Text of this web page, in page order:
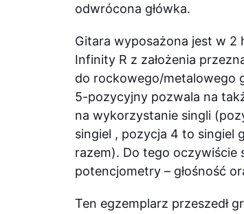
odwrócona główka.
Gitara wyposażona jest w 2
Infinity R z założenia
do rockowego/metalowego
5-pozycyjny pozwala na
na wykorzystanie singli
singiel , pozycja 4 to singiel
razem). Do tego oczywiście
potencjometry – głośność
Ten egzemplarz przeszedł